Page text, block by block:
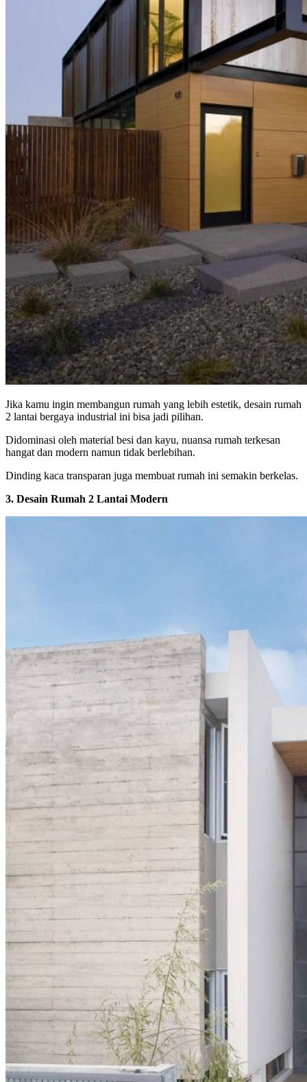
Jika kamu ingin membangun rumah yang lebih estetik, desain rumah
2 lantai bergaya industrial ini bisa jadi pilihan.
Didominasi oleh material besi dan kayu, nuansa rumah terkesan
hangat dan modern namun tidak berlebihan.
Dinding kaca transparan juga membuat rumah ini semakin berkelas.
3. Desain Rumah 2 Lantai Modern